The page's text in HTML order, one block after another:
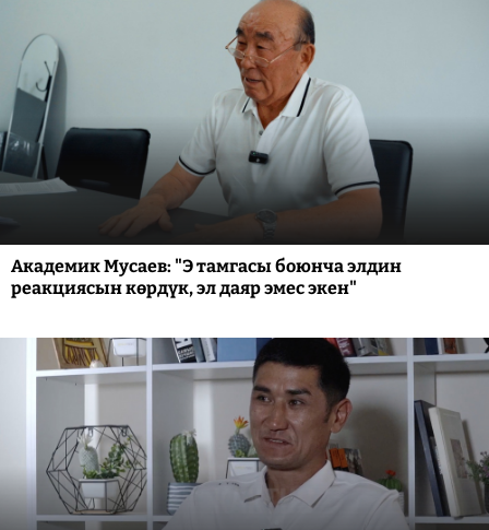
Академик Мусаев: "Э тамгасы боюнча элдин
реакциясын көрдүк, эл даяр эмес экен"